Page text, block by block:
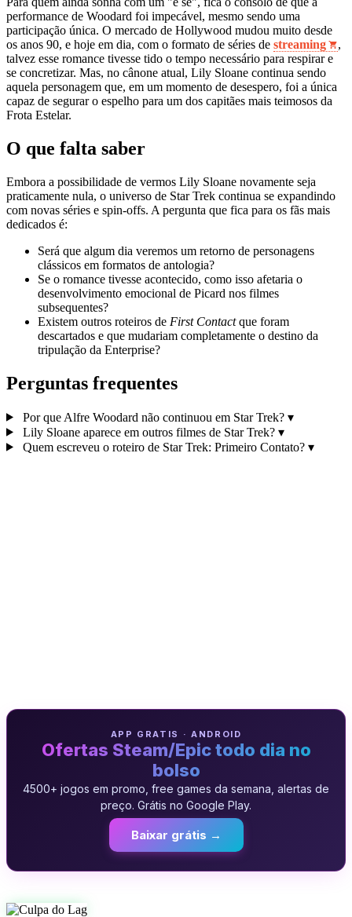
performance de Woodard foi impecável, mesmo sendo uma
participação única. O mercado de Hollywood mudou muito desde
os anos 90, e hoje em dia, com o formato de séries de streaming
,
talvez esse romance tivesse tido o tempo necessário para respirar e
se concretizar. Mas, no cânone atual, Lily Sloane continua sendo
aquela personagem que, em um momento de desespero, foi a única
capaz de segurar o espelho para um dos capitães mais teimosos da
Frota Estelar.
O que falta saber
Embora a possibilidade de vermos Lily Sloane novamente seja
praticamente nula, o universo de Star Trek continua se expandindo
com novas séries e spin-offs. A pergunta que fica para os fãs mais
dedicados é:
Será que algum dia veremos um retorno de personagens
clássicos em formatos de antologia?
Se o romance tivesse acontecido, como isso afetaria o
desenvolvimento emocional de Picard nos filmes
subsequentes?
Existem outros roteiros de First Contactque foram
descartados e que mudariam completamente o destino da
tripulação da Enterprise?
Perguntas frequentes
Por que Alfre Woodard não continuou em Star Trek? ▾
Lily Sloane aparece em outros filmes de Star Trek? ▾
Quem escreveu o roteiro de Star Trek: Primeiro Contato? ▾
APP GRATIS · ANDROID
Ofertas Steam/Epic todo dia no
bolso
4500+ jogos em promo, free games da semana, alertas de
preço. Grátis no Google Play.
Baixar grátis →